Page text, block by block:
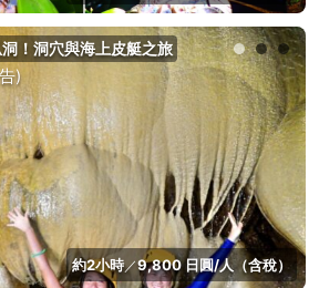
！洞穴與海上皮艇之旅
)
約2小時／9,800 日圓/人（含稅）